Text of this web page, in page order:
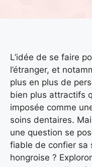
L’idée de se faire
l’étranger, et
plus en plus de
bien plus attractifs
imposée comme
soins dentaires.
une question se
fiable de confier sa
hongroise ?